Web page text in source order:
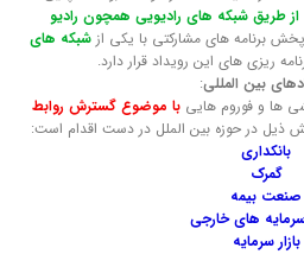
طریق شبکه های رادیویی همچون رادیو
برنامه های مشارکتی با یکی ازشبکه های
ریزی های این رویداد قرار دارد.
بین المللی:
ها و فوروم هاییبا موضوع گسترش روابط
بانکداری
گمرک
صنعت بیمه
های خارجی
بازار سرمایه